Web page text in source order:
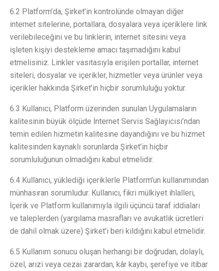
6.2 Platform’da, Şirket’in kontrolünde olmayan diğer
internet sitelerine, portallara, dosyalara veya içeriklere link
verilebileceğini ve bu linklerin, internet sitesini veya
işleten kişiyi destekleme amacı taşımadığını kabul
etmelisiniz. Linkler vasıtasıyla erişilen portallar, internet
siteleri, dosyalar ve içerikler, hizmetler veya ürünler veya
içerikler hakkında Şirket’in hiçbir sorumluluğu yoktur.
6.3 Kullanıcı, Platform üzerinden sunulan Uygulamaların
kalitesinin büyük ölçüde İnternet Servis Sağlayıcısı’ndan
temin edilen hizmetin kalitesine dayandığını ve bu hizmet
kalitesinden kaynaklı sorunlarda Şirket’in hiçbir
sorumluluğunun olmadığını kabul etmelidir.
6.4 Kullanıcı, yüklediği içeriklerle Platform’un kullanımından
münhasıran sorumludur. Kullanıcı, fikri mülkiyet ihlalleri,
İçerik ve Platform kullanımıyla ilgili üçüncü taraf iddiaları
ve taleplerden (yargılama masrafları ve avukatlık ücretleri
de dahil olmak üzere) Şirket’i beri kıldığını kabul etmelidir.
6.5 Kullanım sonucu oluşan herhangi bir doğrudan, dolaylı,
özel, arızi veya cezai zarardan, kâr kaybı, şerefiye ve itibar